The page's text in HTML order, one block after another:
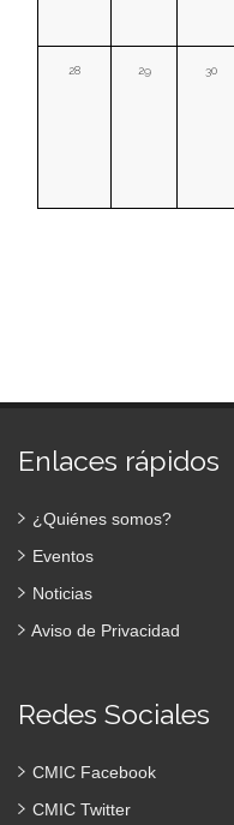
28 29 30
Enlaces rápidos
¿Quiénes somos?
Eventos
Noticias
Aviso de Privacidad
Redes Sociales
CMIC Facebook
CMIC Twitter